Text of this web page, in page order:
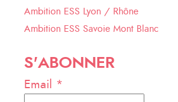
Ambition ESS Lyon / Rhône
Ambition ESS Savoie Mont Blanc
S'ABONNER
Email *